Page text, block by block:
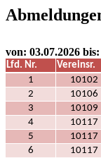
von: 03.07.2026
Lfd. Nr. Vereinsr.
1
10102
2
10106
3
10109
4
10117
5
10117
6
10117